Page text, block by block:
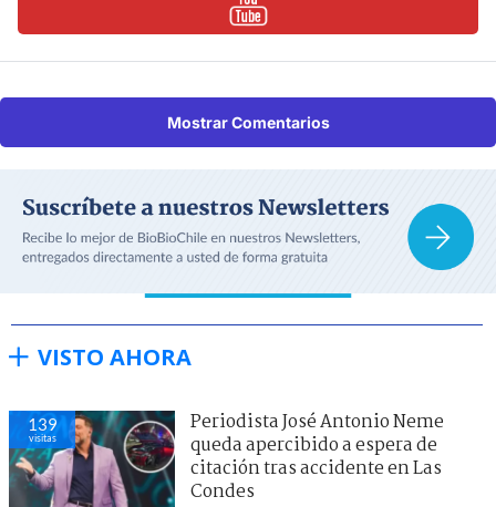
Mostrar Comentarios
VISTO AHORA
139
visitas
Periodista José Antonio Neme
queda apercibido a espera de
citación tras accidente en Las
Condes